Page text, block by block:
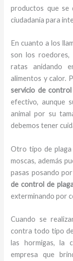
productos que se
ciudadanía para
En cuanto a los
son los roedores,
ratas anidando
alimentos y calor.
servicio de control
efectivo, aunque
animal por su
debemos tener
Otro tipo de
moscas, además
pasas posando
de control de
exterminando por
Cuando se
contra todo tipo de
las hormigas, la
empresa que